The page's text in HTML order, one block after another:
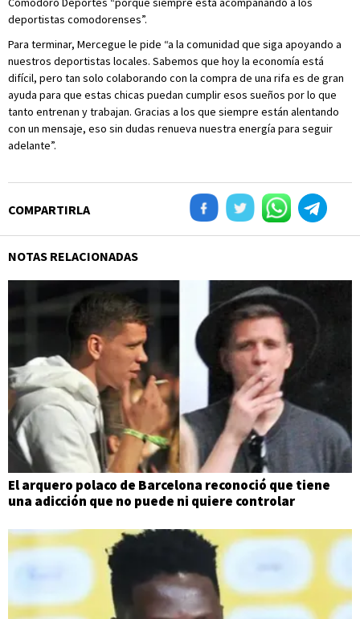
deportistas comodorenses”.
Para terminar, Mercegue le pide “a la comunidad que siga apoyando a
nuestros deportistas locales. Sabemos que hoy la economía está
difícil, pero tan solo colaborando con la compra de una rifa es de gran
ayuda para que estas chicas puedan cumplir esos sueños por lo que
tanto entrenan y trabajan. Gracias a los que siempre están alentando
con un mensaje, eso sin dudas renueva nuestra energía para seguir
adelante”.
COMPARTIRLA
NOTAS RELACIONADAS
El arquero polaco de Barcelona reconoció que tiene
una adicción que no puede ni quiere controlar